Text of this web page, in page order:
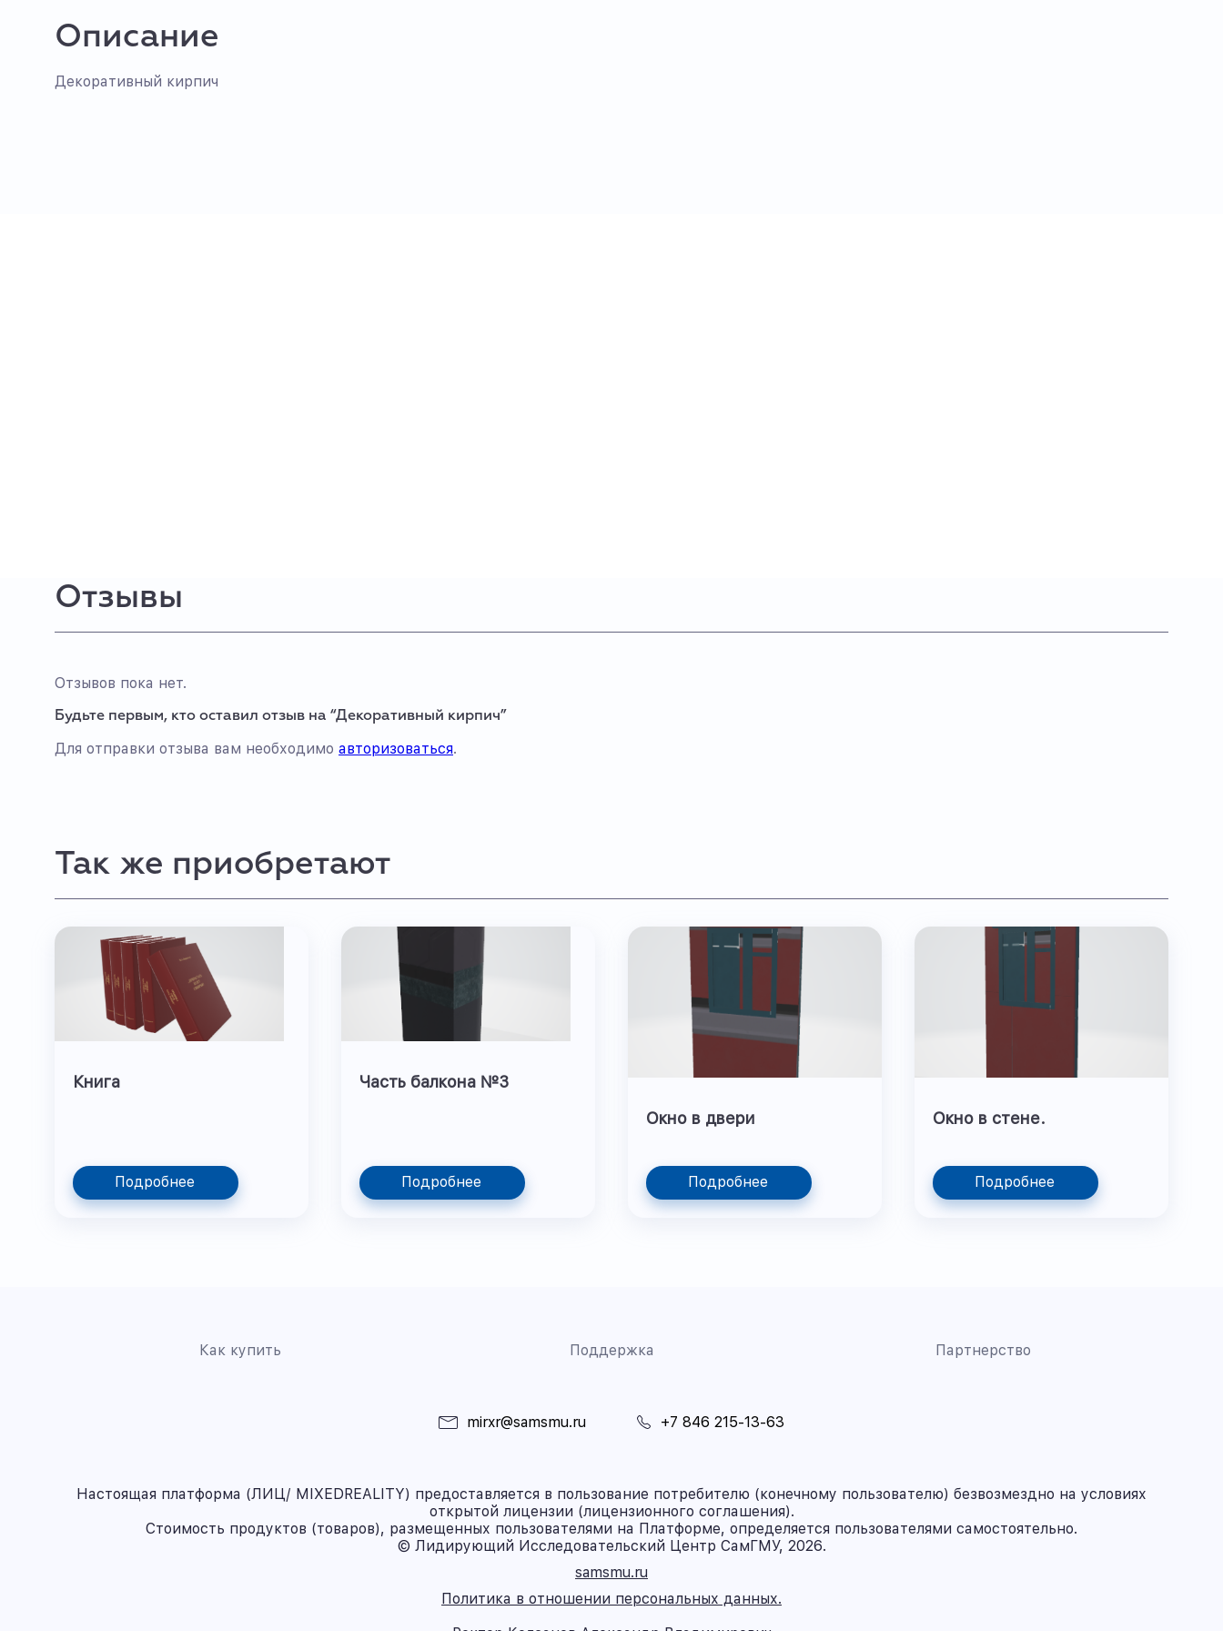
Описание
Декоративный кирпич
Отзывы
Отзывов пока нет.
Будьте первым, кто оставил отзыв на “Декоративный кирпич”
Для отправки отзыва вам необходимо авторизоваться.
Так же приобретают
Книга
Подробнее
Часть балкона №3
Подробнее
Окно в двери
Подробнее
Окно в стене.
Подробнее
Как купить Поддержка Партнерство
mirxr@samsmu.ru +7 846 215-13-63
Настоящая платформа (ЛИЦ/ MIXEDREALITY) предоставляется в пользование потребителю (конечному пользователю) безвозмездно на условиях
открытой лицензии (лицензионного соглашения).
Стоимость продуктов (товаров), размещенных пользователями на Платформе, определяется пользователями самостоятельно.
© Лидирующий Исследовательский Центр СамГМУ, 2026.
samsmu.ru
Политика в отношении персональных данных.